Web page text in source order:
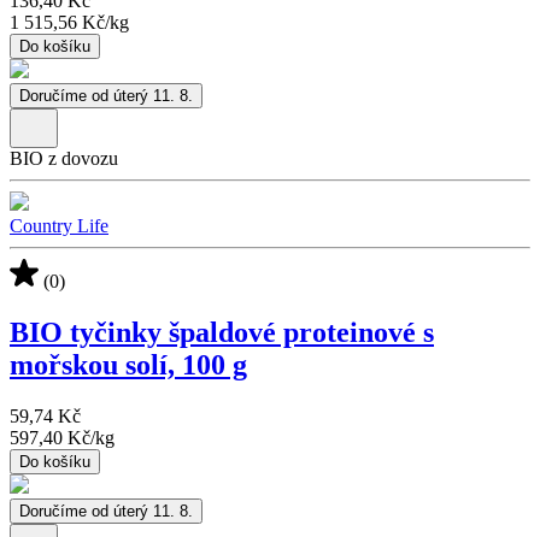
1 515,56 Kč/kg
Do košíku
Doručíme od úterý 11. 8.
BIO z dovozu
Country Life
(0)
BIO tyčinky špaldové proteinové s
mořskou solí, 100 g
59,74 Kč
597,40 Kč/kg
Do košíku
Doručíme od úterý 11. 8.